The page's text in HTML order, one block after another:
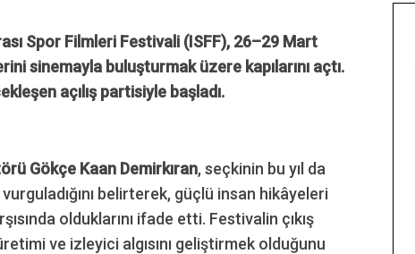
Spor Filmleri Festivali (ISFF), 26–29 Mart
sinemayla buluşturmak üzere kapılarını açtı.
açılış partisiyle başladı.
Gökçe Kaan Demirkıran, seçkinin bu yıl da
belirterek, güçlü insan hikâyeleri
olduklarını ifade etti. Festivalin çıkış
ve izleyici algısını geliştirmek olduğunu